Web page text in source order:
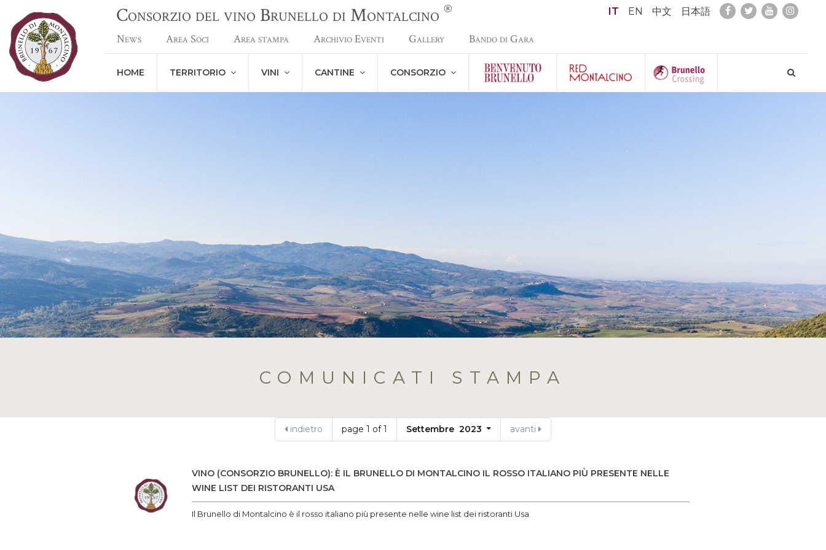
Consorzio del vino Brunello di Montalcino ® IT EN 中文 日本語
News Area Soci Area stampa Archivio Eventi Gallery Bando di Gara
HOME TERRITORIO VINI CANTINE CONSORZIO
COMUNICATI STAMPA
indietro page 1 of 1 Settembre 2023 avanti
VINO (CONSORZIO BRUNELLO): È IL BRUNELLO DI MONTALCINO IL ROSSO ITALIANO PIÙ PRESENTE NELLE
WINE LIST DEI RISTORANTI USA
Il Brunello di Montalcino è il rosso italiano più presente nelle wine list dei ristoranti Usa